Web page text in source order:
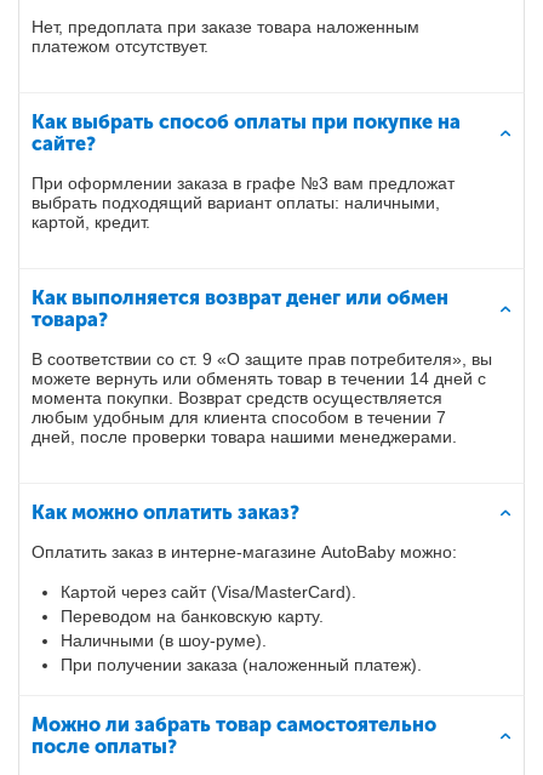
Нет, предоплата при заказе товара наложенным
платежом отсутствует.
Как выбрать способ оплаты при покупке на
сайте?
При оформлении заказа в графе №3 вам предложат
выбрать подходящий вариант оплаты: наличными,
картой, кредит.
Как выполняется возврат денег или обмен
товара?
В соответствии со ст. 9 «О защите прав потребителя», вы
можете вернуть или обменять товар в течении 14 дней с
момента покупки. Возврат средств осуществляется
любым удобным для клиента способом в течении 7
дней, после проверки товара нашими менеджерами.
Как можно оплатить заказ?
Оплатить заказ в интерне-магазине AutoBaby можно:
Картой через сайт (Visa/MasterCard).
Переводом на банковскую карту.
Наличными (в шоу-руме).
При получении заказа (наложенный платеж).
Можно ли забрать товар самостоятельно
после оплаты?